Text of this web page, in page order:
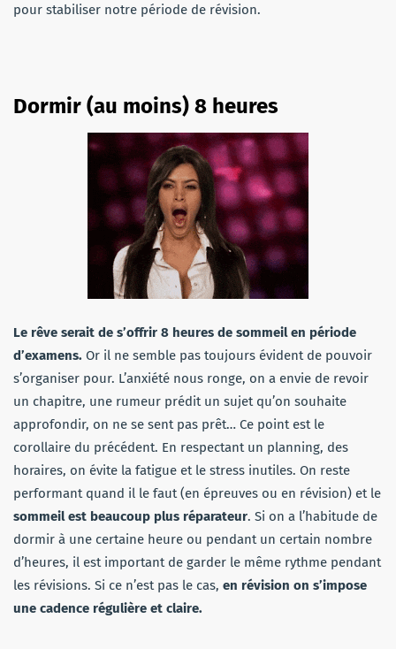
pour stabiliser notre période de révision.
Dormir (au moins) 8 heures
Le rêve serait de s’offrir 8 heures de sommeil en période
d’examens. Or il ne semble pas toujours évident de pouvoir
s’organiser pour. L’anxiété nous ronge, on a envie de revoir
un chapitre, une rumeur prédit un sujet qu’on souhaite
approfondir, on ne se sent pas prêt… Ce point est le
corollaire du précédent. En respectant un planning, des
horaires, on évite la fatigue et le stress inutiles. On reste
performant quand il le faut (en épreuves ou en révision) et le
sommeil est beaucoup plus réparateur. Si on a l’habitude de
dormir à une certaine heure ou pendant un certain nombre
d’heures, il est important de garder le même rythme pendant
les révisions. Si ce n’est pas le cas, en révision on s’impose
une cadence régulière et claire.